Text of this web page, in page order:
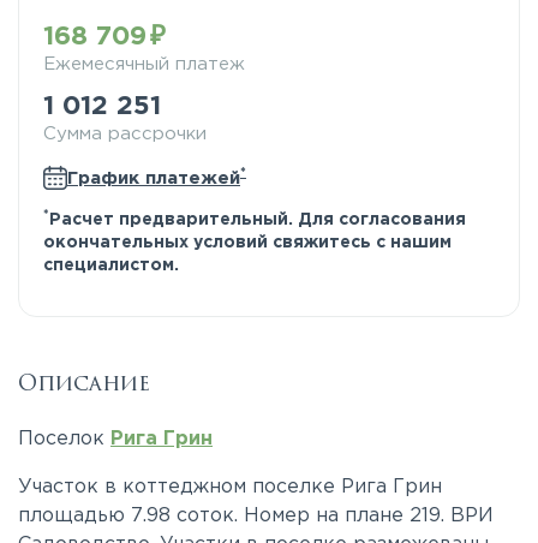
168 709
Ежемесячный платеж
1 012 251
Сумма рассрочки
График платежей*
* Расчет предварительный. Для согласования
окончательных условий свяжитесь с нашим
специалистом.
Описание
Поселок Рига Грин
Участок в коттеджном поселке Рига Грин
площадью 7.98 соток. Номер на плане 219. ВРИ